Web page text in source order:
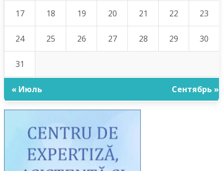
17 18 19 20 21 22 23
24 25 26 27 28 29 30
31
« Июль Сентябрь »